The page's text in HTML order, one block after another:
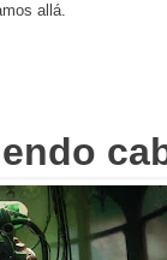
allá.